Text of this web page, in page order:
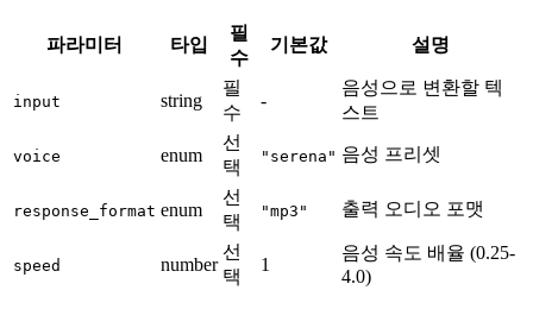
파라미터 타입
필
수
기본값 설명
input string
필
수
-
음성으로 변환할 텍
스트
voice enum
선
택
"serena" 음성 프리셋
response_format enum
선
택
"mp3" 출력 오디오 포맷
speed number
선
택
1
음성 속도 배율 (0.25-
4.0)